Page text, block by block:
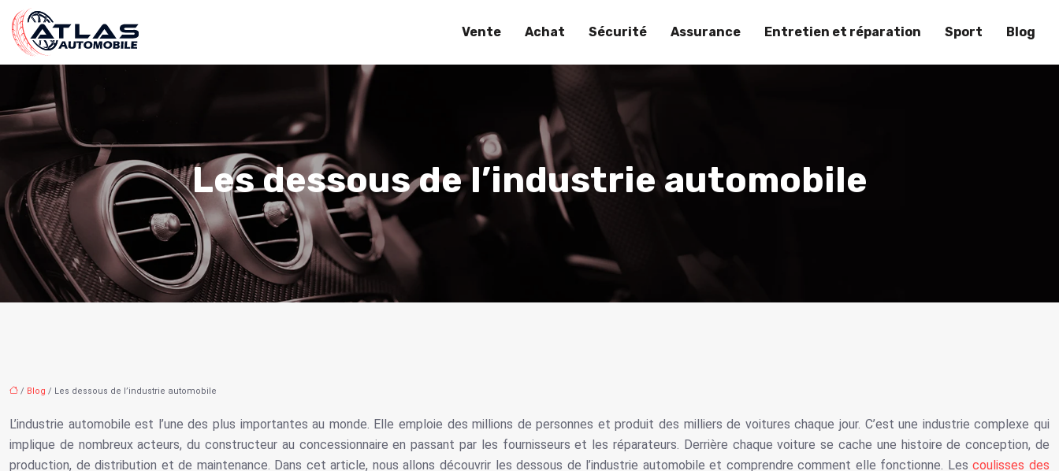
Vente Achat Sécurité Assurance Entretien et réparation Sport Blog
Les dessous de l’industrie automobile
/ Blog / Les dessous de l’industrie automobile
L’industrie automobile est l’une des plus importantes au monde. Elle emploie des millions de personnes et produit des milliers de voitures chaque jour. C’est une industrie complexe qui
implique de nombreux acteurs, du constructeur au concessionnaire en passant par les fournisseurs et les réparateurs. Derrière chaque voiture se cache une histoire de conception, de
production, de distribution et de maintenance. Dans cet article, nous allons découvrir les dessous de l’industrie automobile et comprendre comment elle fonctionne. Lescoulisses des